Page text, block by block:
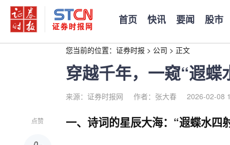
首页 快讯 要闻 股市
您当前的位置： 证券时报 > 公司 > 正文
穿越千年，一窥“遐蝶
来源：证券时报网 作者：张大春 2026-02-08
点赞 一、诗词的星辰大海：“遐蝶水四